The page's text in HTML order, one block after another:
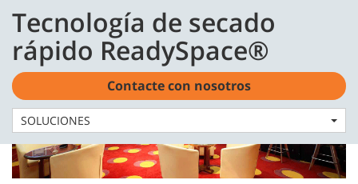
content
navigation
menu
Tecnología de secado
rápido ReadySpace®
Contacte con nosotros
SOLUCIONES